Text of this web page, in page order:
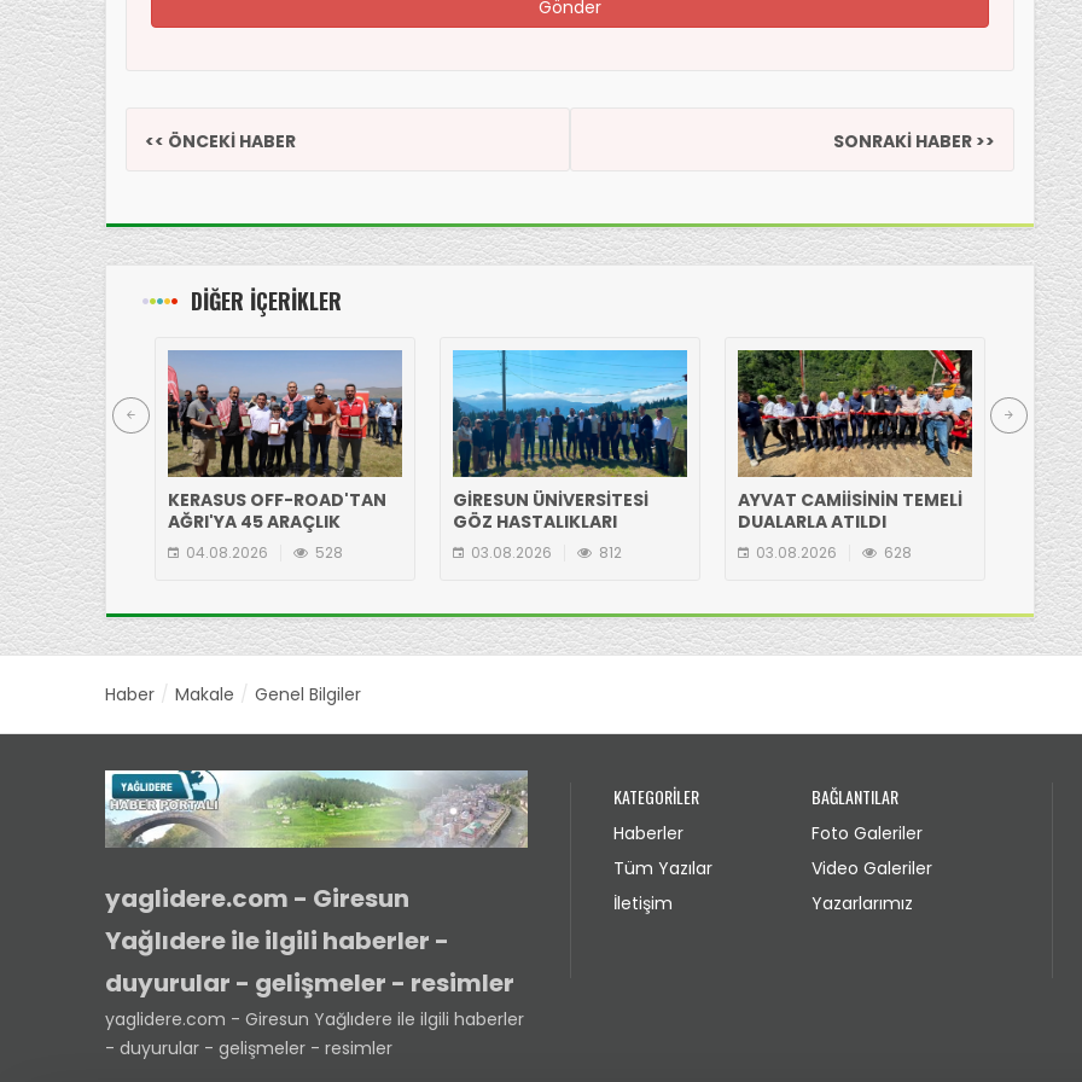
<< ÖNCEKİ HABER SONRAKİ HABER >>
DİĞER İÇERİKLER
KERASUS OFF-ROAD'TAN
AĞRI'YA 45 ARAÇLIK
ÇIKARMA!
04.08.2026 528
GİRESUN ÜNİVERSİTESİ
GÖZ HASTALIKLARI
EKİBİNDEN GÖLYANI
YAYLASI'NIA ZİYARET
03.08.2026 812
AYVAT CAMİİSİNİN TEMELİ
DUALARLA ATILDI
03.08.2026 628
ETTİ
Haber Makale Genel Bilgiler
yaglidere.com - Giresun
Yağlıdere ile ilgili haberler -
duyurular - gelişmeler - resimler
yaglidere.com - Giresun Yağlıdere ile ilgili haberler
- duyurular - gelişmeler - resimler
KATEGORİLER
Haberler
Tüm Yazılar
İletişim
BAĞLANTILAR
Foto Galeriler
Video Galeriler
Yazarlarımız